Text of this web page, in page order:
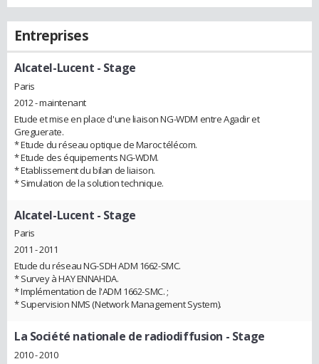
Entreprises
Alcatel-Lucent - Stage
Paris
2012 - maintenant
Etude et mise en place d'une liaison NG-WDM entre Agadir et
Greguerate.
* Etude du réseau optique de Maroc télécom.
* Etude des équipements NG-WDM.
* Etablissement du bilan de liaison.
* Simulation de la solution technique.
Alcatel-Lucent - Stage
Paris
2011 - 2011
Etude du réseau NG-SDH ADM 1662-SMC.
* Survey à HAY ENNAHDA.
* Implémentation de l'ADM 1662-SMC. ;
* Supervision NMS (Network Management System).
La Société nationale de radiodiffusion - Stage
2010 - 2010